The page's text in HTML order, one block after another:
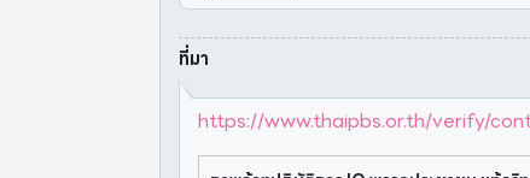
ที่มา
https://www.thaipbs.or.th/verify/